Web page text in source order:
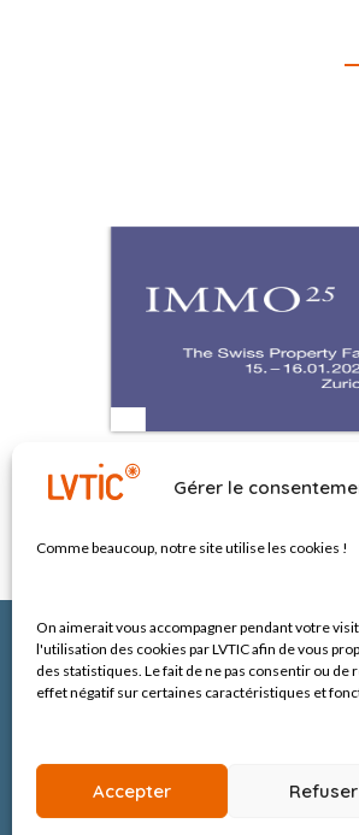
Gérer le
Comme beaucoup, notre siteutilise les cookies !
On aimerait vous accompagner pendant votre
l'utilisation des cookies par LVTIC afin de vous
des statistiques. Le fait de ne pas consentir ou
effet négatif sur certaines caractéristiques et
Accepter Refuser